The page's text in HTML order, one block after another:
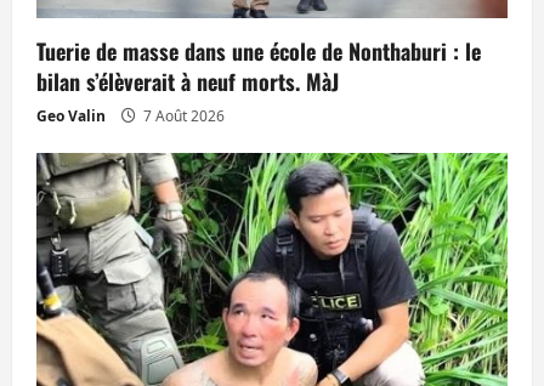
a
r
t
i
c
l
e
Tuerie de masse dans une école de Nonthaburi : le
bilan s’élèverait à neuf morts. MàJ
Geo Valin 7 Août 2026